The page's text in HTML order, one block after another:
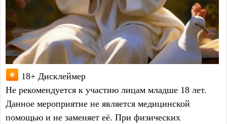
18+ Дисклеймер
Не рекомендуется к участию лицам младше 18 лет.
Данное мероприятие не является медицинской
помощью и не заменяет её. При физических